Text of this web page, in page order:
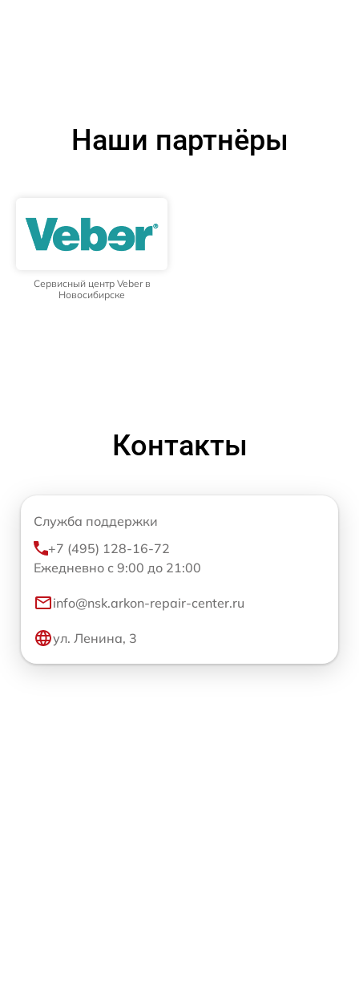
Наши партнёры
Сервисный центр Veber в
Новосибирске
Контакты
Служба поддержки
+7 (495) 128-16-72
Ежедневно с 9:00 до 21:00
info@nsk.arkon-repair-center.ru
ул. Ленина, 3